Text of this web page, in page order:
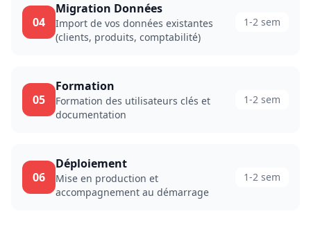
04
Migration Données
Import de vos données existantes
(clients, produits, comptabilité)
1-2 sem
05
Formation
Formation des utilisateurs clés et
documentation
1-2 sem
06
Déploiement
Mise en production et
accompagnement au démarrage
1-2 sem